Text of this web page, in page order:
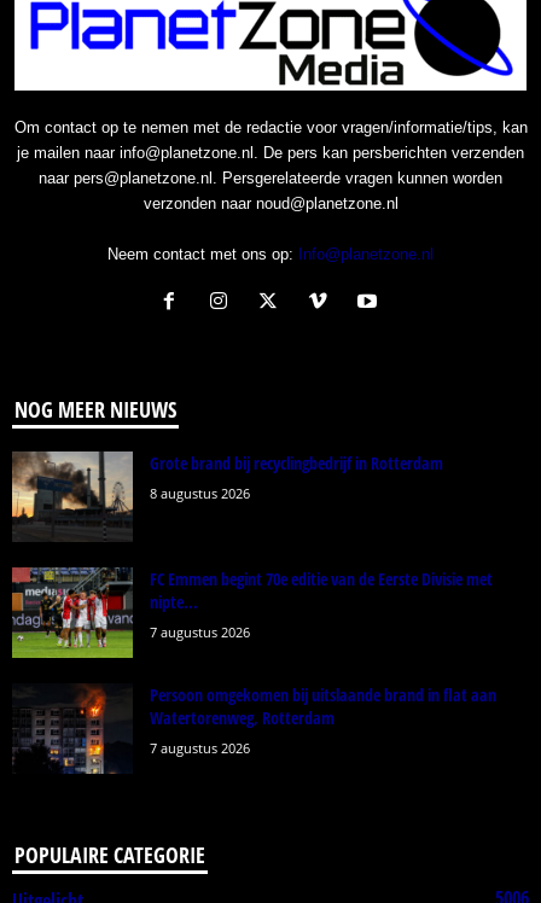
Om contact op te nemen met de redactie voor vragen/informatie/tips, kan
je mailen naar info@planetzone.nl. De pers kan persberichten verzenden
naar pers@planetzone.nl. Persgerelateerde vragen kunnen worden
verzonden naar noud@planetzone.nl
Neem contact met ons op: Info@planetzone.nl
NOG MEER NIEUWS
Grote brand bij recyclingbedrijf in Rotterdam
8 augustus 2026
FC Emmen begint 70e editie van de Eerste Divisie met
nipte...
7 augustus 2026
Persoon omgekomen bij uitslaande brand in flat aan
Watertorenweg, Rotterdam
7 augustus 2026
POPULAIRE CATEGORIE